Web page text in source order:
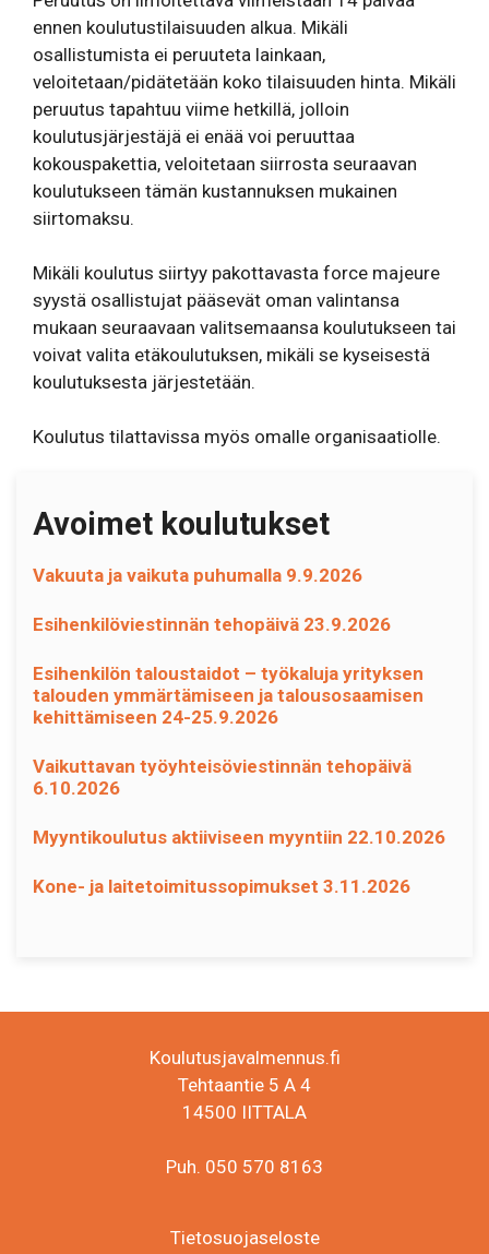
ennen koulutustilaisuuden alkua. Mikäli
osallistumista ei peruuteta lainkaan,
veloitetaan/pidätetään koko tilaisuuden hinta. Mikäli
peruutus tapahtuu viime hetkillä, jolloin
koulutusjärjestäjä ei enää voi peruuttaa
kokouspakettia, veloitetaan siirrosta seuraavan
koulutukseen tämän kustannuksen mukainen
siirtomaksu.
Mikäli koulutus siirtyy pakottavasta force majeure
syystä osallistujat pääsevät oman valintansa
mukaan seuraavaan valitsemaansa koulutukseen tai
voivat valita etäkoulutuksen, mikäli se kyseisestä
koulutuksesta järjestetään.
Koulutus tilattavissa myös omalle organisaatiolle.
Avoimet koulutukset
Vakuuta ja vaikuta puhumalla 9.9.2026
Esihenkilöviestinnän tehopäivä 23.9.2026
Esihenkilön taloustaidot – työkaluja yrityksen
talouden ymmärtämiseen ja talousosaamisen
kehittämiseen 24-25.9.2026
Vaikuttavan työyhteisöviestinnän tehopäivä
6.10.2026
Myyntikoulutus aktiiviseen myyntiin 22.10.2026
Kone- ja laitetoimitussopimukset 3.11.2026
Koulutusjavalmennus.fi
Tehtaantie 5 A 4
14500 IITTALA
Puh. 050 570 8163
Tietosuojaseloste